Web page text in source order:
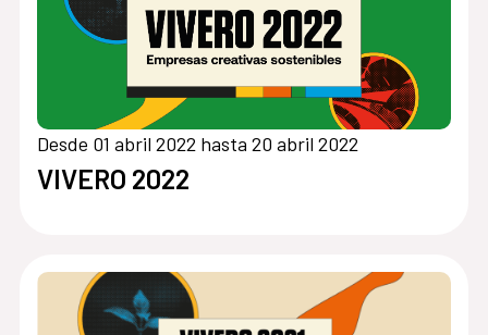
Desde 01 abril 2022 hasta 20 abril 2022
VIVERO 2022